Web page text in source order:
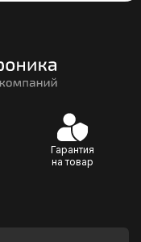
Гарантия
на товар